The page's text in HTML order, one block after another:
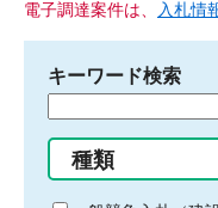
電子調達案件は、 入札情
キーワード検索
る
種類